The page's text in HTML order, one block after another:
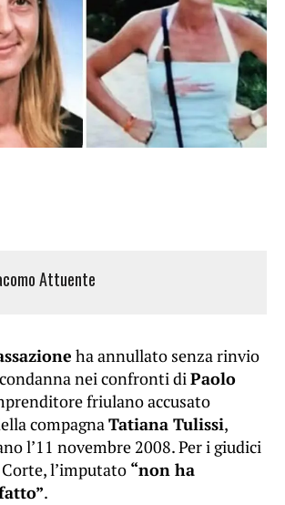
Attuente
ha annullato senza rinvio
nei confronti diPaolo
friulano accusato
compagnaTatiana Tulissi,
l’11 novembre 2008. Per i giudici
l’imputato “non ha
.